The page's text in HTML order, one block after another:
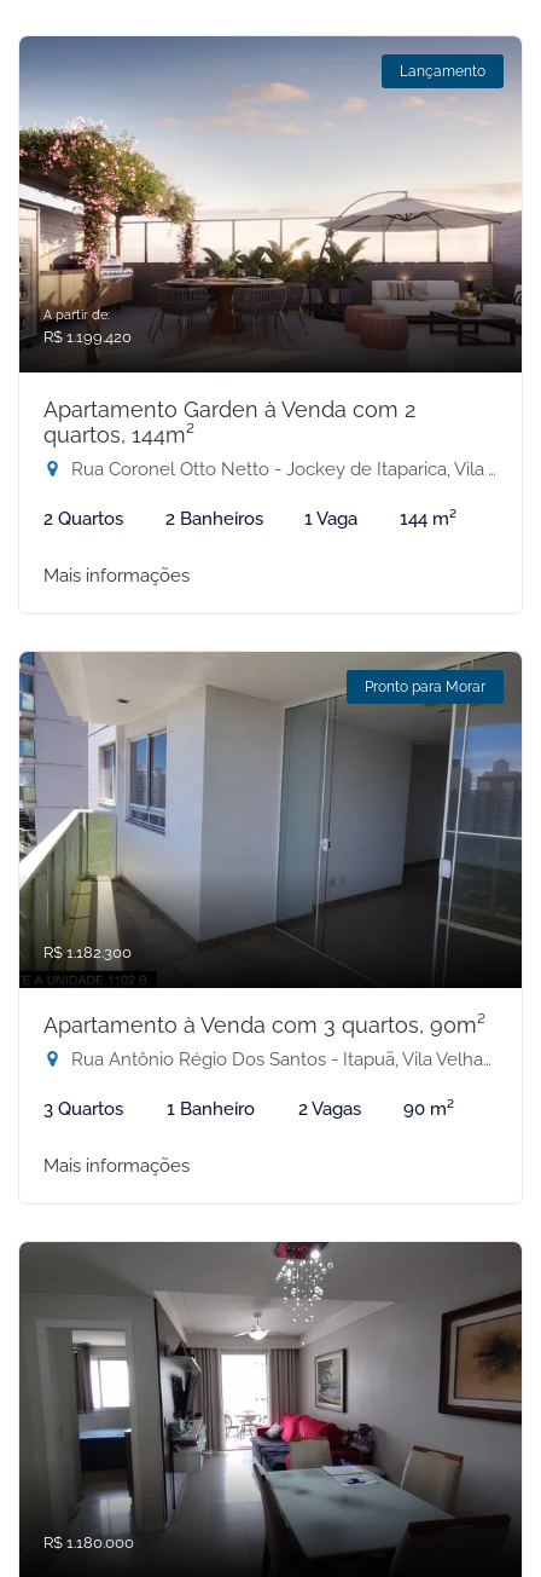
Lançamento
A partir de:
R$ 1.199.420
Apartamento Garden à Venda com 2
quartos, 144m²
Rua Coronel Otto Netto - Jockey de Itaparica, Vila Velha-ES
2 Quartos 2 Banheiros 1 Vaga 144 m²
Mais informações
Pronto para Morar
R$ 1.182.300
Apartamento à Venda com 3 quartos, 90m²
Rua Antônio Régio Dos Santos - Itapuã, Vila Velha-ES
3 Quartos 1 Banheiro 2 Vagas 90 m²
Mais informações
R$ 1.180.000